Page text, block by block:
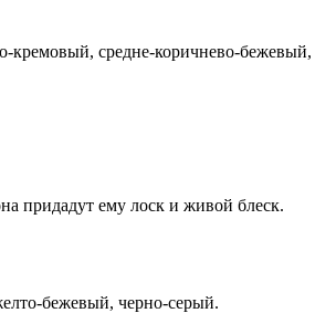
кремовый, средне-коричнево-бежевый,
придадут ему лоск и живой блеск.
бежевый, черно-серый.